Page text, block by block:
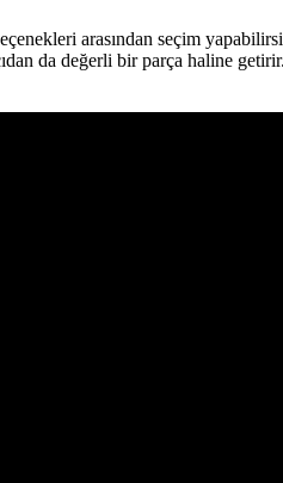
arasından seçim
da değerli bir parça haline